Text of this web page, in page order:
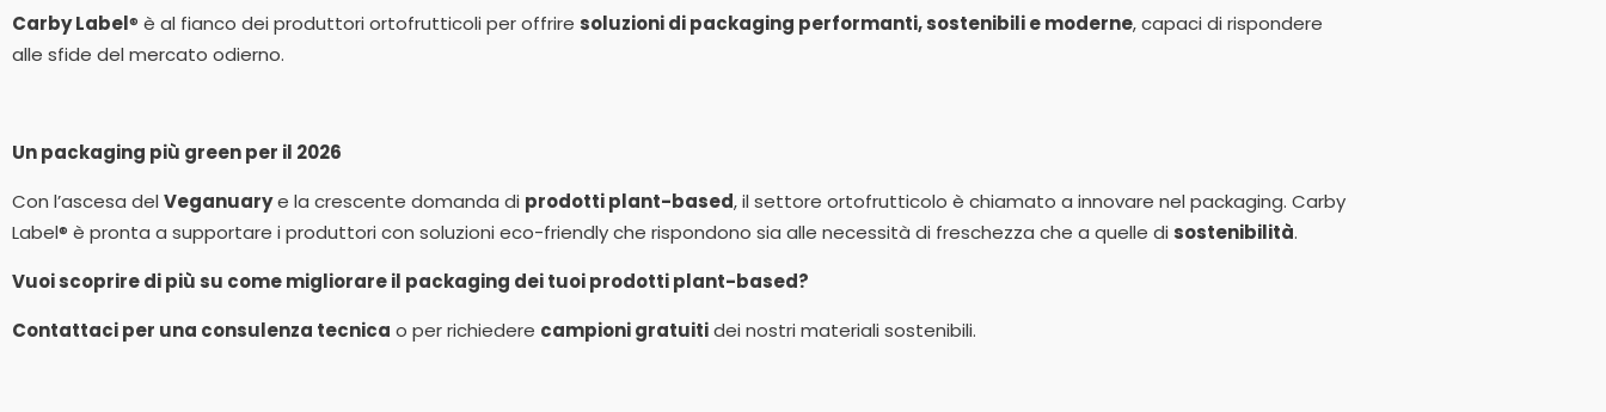
Carby Label® è al fianco dei produttori ortofrutticoli per offrire soluzioni di packaging performanti, sostenibili e moderne, capaci di rispondere
alle sfide del mercato odierno.
Un packaging più green per il 2026
Con l’ascesa del Veganuarye la crescente domanda di prodotti plant-based, il settore ortofrutticolo è chiamato a innovare nel packaging. Carby
Label® è pronta a supportare i produttori con soluzioni eco-friendly che rispondono sia alle necessità di freschezza che a quelle di sostenibilità.
Vuoi scoprire di più su come migliorare il packaging dei tuoi prodotti plant-based?
Contattaci per una consulenza tecnica o per richiedere campioni gratuitidei nostri materiali sostenibili.